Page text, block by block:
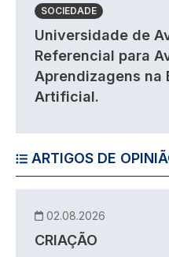
SOCIEDADE
Universidade de
Referencial para
Aprendizagens na
Artificial.
ARTIGOS DE
02.08.2026
CRIAÇÃO